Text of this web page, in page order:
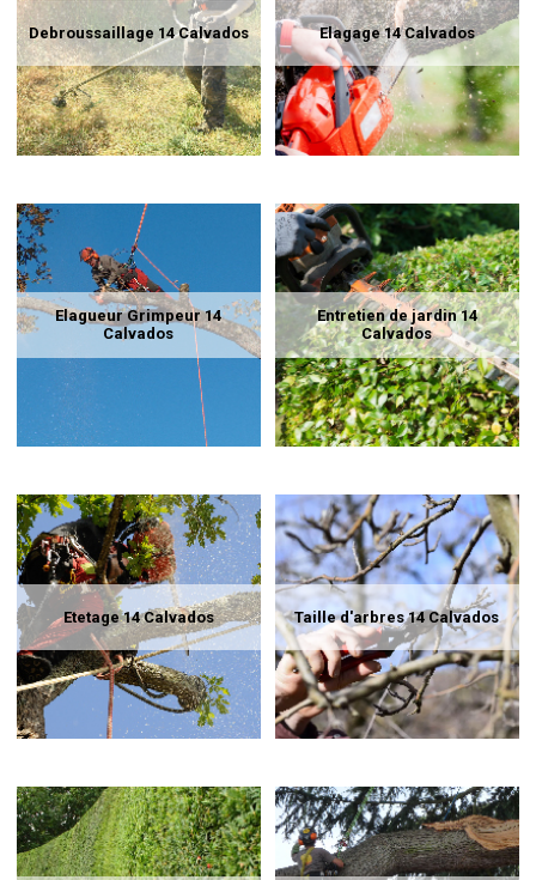
Debroussaillage 14 Calvados Elagage 14 Calvados
Elagueur Grimpeur 14
Calvados
Entretien de jardin 14
Calvados
Etetage 14 Calvados Taille d'arbres 14 Calvados